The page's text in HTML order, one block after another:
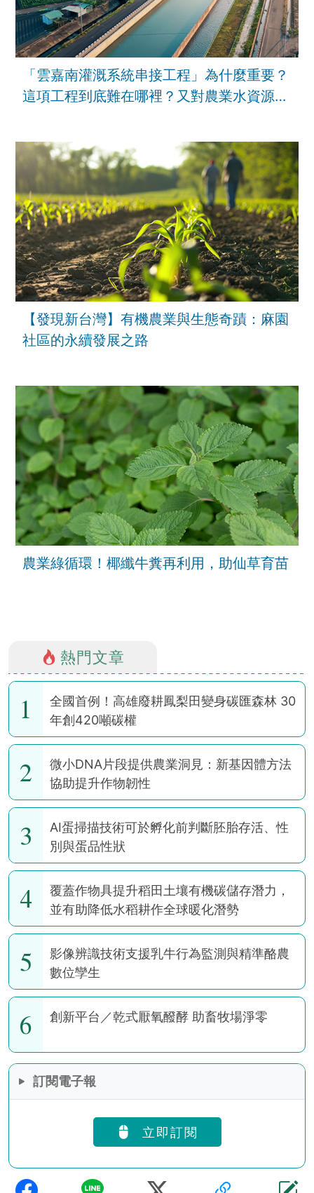
「雲嘉南灌溉系統串接工程」為什麼重要？
這項工程到底難在哪裡？又對農業水資源韌
【發現新台灣】有機農業與生態奇蹟：麻園
社區的永續發展之路
農業綠循環！椰纖牛糞再利用，助仙草育苗
熱門文章
1
全國首例！高雄廢耕鳳梨田變身碳匯森林 30
年創420噸碳權
2
微小DNA片段提供農業洞見：新基因體方法
協助提升作物韌性
3
AI蛋掃描技術可於孵化前判斷胚胎存活、性
別與蛋品性狀
4
覆蓋作物具提升稻田土壤有機碳儲存潛力，
並有助降低水稻耕作全球暖化潛勢
5
影像辨識技術支援乳牛行為監測與精準酪農
數位孿生
6 創新平台／乾式厭氧醱酵 助畜牧場淨零
訂閱電子報
立即訂閱